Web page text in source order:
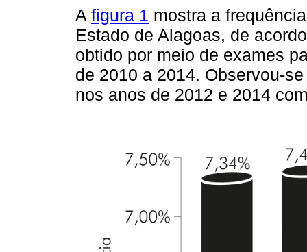
A figura 1 mostra a
Estado de Alagoas, de
obtido por meio de exames
de 2010 a 2014. Observou-
nos anos de 2012 e 2014